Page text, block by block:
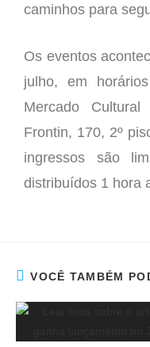
caminhos para
Os eventos
julho, em
Mercado
Frontin, 170, 2º
ingressos são
distribuídos 1 hora
VOCÊ TAMBÉM